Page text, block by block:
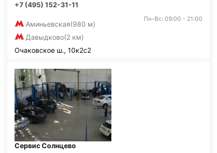
+7 (495) 152-31-11
Аминьевская(980 м)
Давыдково(2 км)
Пн-Вс: 09:00 - 21:00
Очаковское ш., 10к2с2
Сервис Солнцево